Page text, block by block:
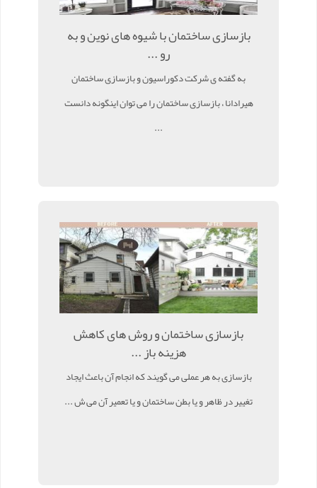
بازسازی ساختمان با شیوه های نوین و به
رو ...
به گفته ی شرکت دکوراسیون و بازسازی ساختمان
هیرادانا ، بازسازی ساختمان را می توان اینگونه دانست
...
بازسازی ساختمان و روش های کاهش
هزینه باز ...
بازسازی به هر عملی می گویند که انجام آن باعث ایجاد
تغییر در ظاهر و یا بطن ساختمان و یا تعمیر آن می ش ...